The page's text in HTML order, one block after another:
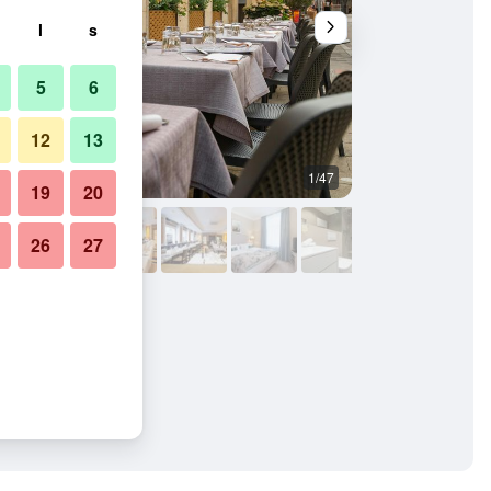
1/47
l s
5 6
12 13
19 20
26 27